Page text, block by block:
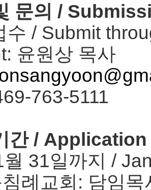
문의 /
수 / Submit
윤원상 목사
763-5111
간 /
31일까지 /
례교회: 담임목